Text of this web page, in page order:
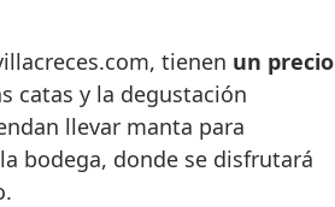
tienen un precio
catas y la degustación
llevar manta para
bodega, donde se disfrutará